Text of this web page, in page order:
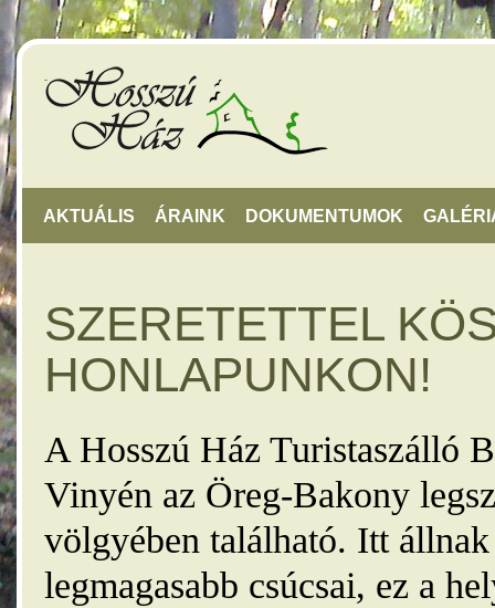
AKTUÁLIS ÁRAINK DOKUMENTUMOK
SZERETETTEL
HONLAPUNKON!
A Hosszú Ház Turistaszálló
Vinyén az Öreg-Bakony
völgyében található. Itt
legmagasabb csúcsai, ez a